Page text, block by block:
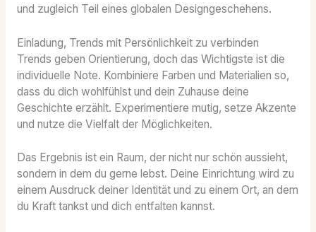
und zugleich Teil eines globalen Designgeschehens.
Einladung, Trends mit Persönlichkeit zu verbinden
Trends geben Orientierung, doch das Wichtigste ist die
individuelle Note. Kombiniere Farben und Materialien so,
dass du dich wohlfühlst und dein Zuhause deine
Geschichte erzählt. Experimentiere mutig, setze Akzente
und nutze die Vielfalt der Möglichkeiten.
Das Ergebnis ist ein Raum, der nicht nur schön aussieht,
sondern in dem du gerne lebst. Deine Einrichtung wird zu
einem Ausdruck deiner Identität und zu einem Ort, an dem
du Kraft tankst und dich entfalten kannst.